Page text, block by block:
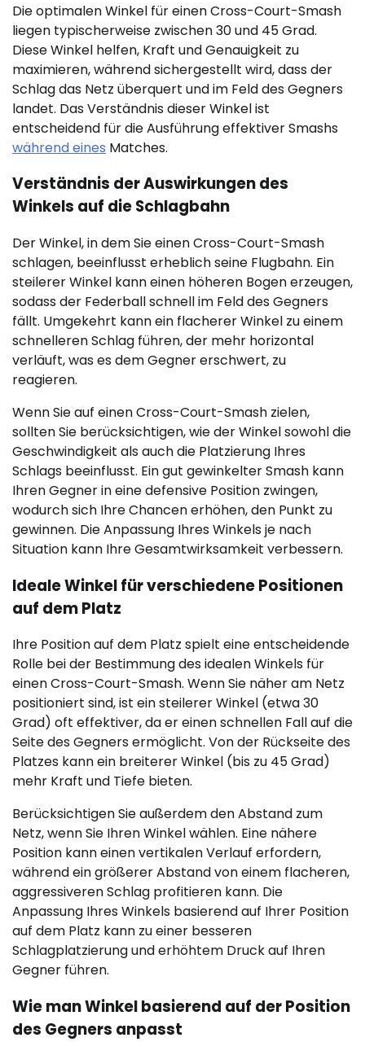
Die optimalen Winkel für einen Cross-Court-Smash
liegen typischerweise zwischen 30 und 45 Grad.
Diese Winkel helfen, Kraft und Genauigkeit zu
maximieren, während sichergestellt wird, dass der
Schlag das Netz überquert und im Feld des Gegners
landet. Das Verständnis dieser Winkel ist
entscheidend für die Ausführung effektiver Smashs
während eines Matches.
Verständnis der Auswirkungen des
Winkels auf die Schlagbahn
Der Winkel, in dem Sie einen Cross-Court-Smash
schlagen, beeinflusst erheblich seine Flugbahn. Ein
steilerer Winkel kann einen höheren Bogen erzeugen,
sodass der Federball schnell im Feld des Gegners
fällt. Umgekehrt kann ein flacherer Winkel zu einem
schnelleren Schlag führen, der mehr horizontal
verläuft, was es dem Gegner erschwert, zu
reagieren.
Wenn Sie auf einen Cross-Court-Smash zielen,
sollten Sie berücksichtigen, wie der Winkel sowohl die
Geschwindigkeit als auch die Platzierung Ihres
Schlags beeinflusst. Ein gut gewinkelter Smash kann
Ihren Gegner in eine defensive Position zwingen,
wodurch sich Ihre Chancen erhöhen, den Punkt zu
gewinnen. Die Anpassung Ihres Winkels je nach
Situation kann Ihre Gesamtwirksamkeit verbessern.
Ideale Winkel für verschiedene Positionen
auf dem Platz
Ihre Position auf dem Platz spielt eine entscheidende
Rolle bei der Bestimmung des idealen Winkels für
einen Cross-Court-Smash. Wenn Sie näher am Netz
positioniert sind, ist ein steilerer Winkel (etwa 30
Grad) oft effektiver, da er einen schnellen Fall auf die
Seite des Gegners ermöglicht. Von der Rückseite des
Platzes kann ein breiterer Winkel (bis zu 45 Grad)
mehr Kraft und Tiefe bieten.
Berücksichtigen Sie außerdem den Abstand zum
Netz, wenn Sie Ihren Winkel wählen. Eine nähere
Position kann einen vertikalen Verlauf erfordern,
während ein größerer Abstand von einem flacheren,
aggressiveren Schlag profitieren kann. Die
Anpassung Ihres Winkels basierend auf Ihrer Position
auf dem Platz kann zu einer besseren
Schlagplatzierung und erhöhtem Druck auf Ihren
Gegner führen.
Wie man Winkel basierend auf der Position
des Gegners anpasst